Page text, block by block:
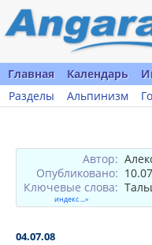
Главная Календарь
Разделы
Альпинизм
Автор:
Опубликовано:
Ключевые слова:
индекс ...»
04.07.08